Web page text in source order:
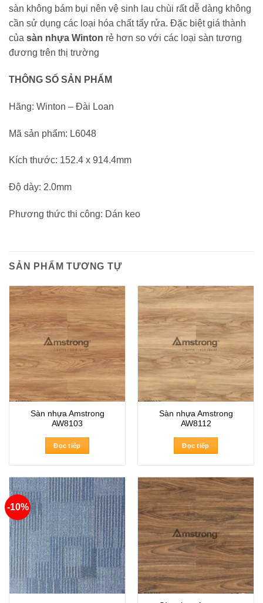
sàn không bám bụi nên vệ sinh lau chùi rất dễ dàng không
cần sử dụng các loại hóa chất tẩy rửa. Đặc biệt giá thành
của sàn nhựa Winton rẻ hơn so với các loại sàn tương
đương trên thị trường
THÔNG SỐ SẢN PHẨM
Hãng: Winton – Đài Loan
Mã sản phẩm: L6048
Kích thước: 152.4 x 914.4mm
Độ dày: 2.0mm
Phương thức thi công: Dán keo
SẢN PHẨM TƯƠNG TỰ
Sàn nhựa Amstrong
AW8103
Đọc tiếp
Sàn nhựa Amstrong
AW8112
Đọc tiếp
-10%